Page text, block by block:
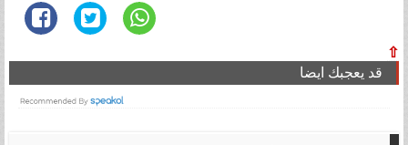
⇧
قد يعجبك ايضا